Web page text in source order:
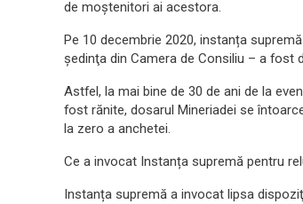
de moștenitori ai acestora.
Pe 10 decembrie 2020, instanța
şedinţa din Camera de Consiliu – a fost
Astfel, la mai bine de 30 de ani de la
fost rănite, dosarul Mineriadei se
la zero a anchetei.
Ce a invocat Instanța supremă pentru
Instanța supremă a invocat lipsa